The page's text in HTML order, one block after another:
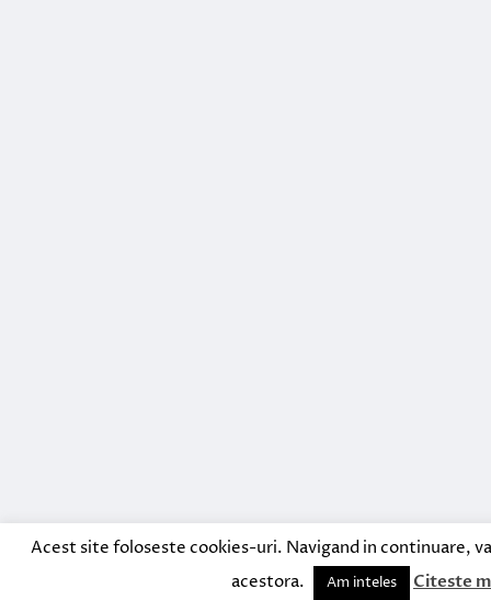
Acest site foloseste cookies-uri. Navigand in continuare,
acestora.
Am inteles Citeste